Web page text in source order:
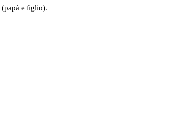
(papà e figlio).